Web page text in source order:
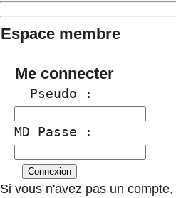
Espace membre
Me connecter
  Pseudo :
MD Passe :
Si vous n'avez pas un compte,